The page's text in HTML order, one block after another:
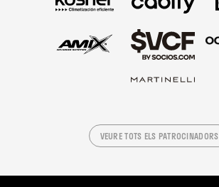
VEURE TOTS ELS PATROCINADORS